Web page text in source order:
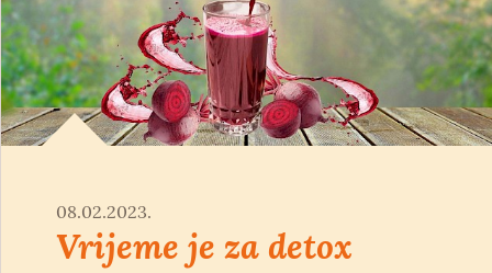
08.02.2023.
Vrijeme je za detox